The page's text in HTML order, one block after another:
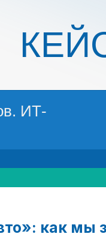
ИТ-
как мы